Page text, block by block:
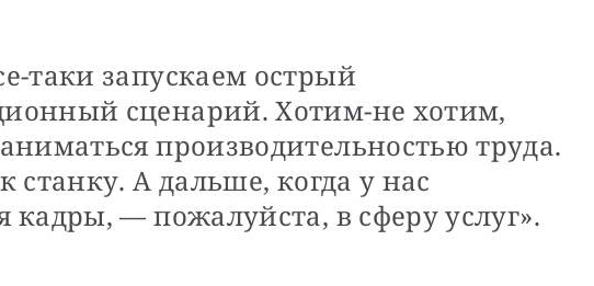
таки запускаем острый
сценарий. Хотим-не хотим,
производительностью труда.
станку. А дальше, когда у нас
кадры, — пожалуйста, в сферу услуг».